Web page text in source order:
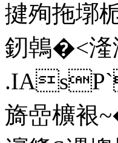
揵殉拖墎
釰鵫�<
旖嵒櫎裉